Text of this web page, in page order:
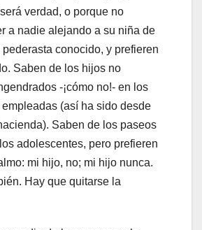
verdad, o porque no
a nadie alejando a su niña de
pederasta conocido, y prefieren
Saben de los hijos no
-¡cómo no!- en los
(así ha sido desde
Saben de los paseos
adolescentes, pero prefieren
mi hijo, no; mi hijo nunca.
Hay que quitarse la